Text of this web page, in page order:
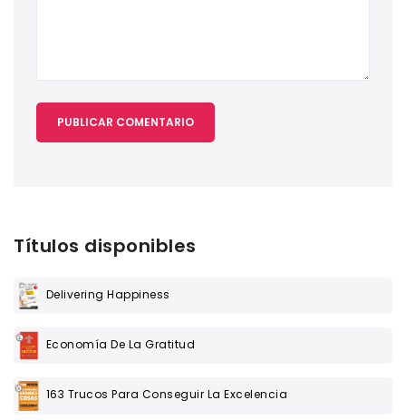
Títulos disponibles
Delivering Happiness
Economía De La Gratitud
163 Trucos Para Conseguir La Excelencia